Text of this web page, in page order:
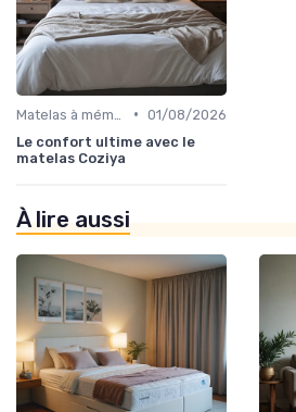
• 01/08/2026
Le confort ultime avec le
matelas Coziya
À lire aussi